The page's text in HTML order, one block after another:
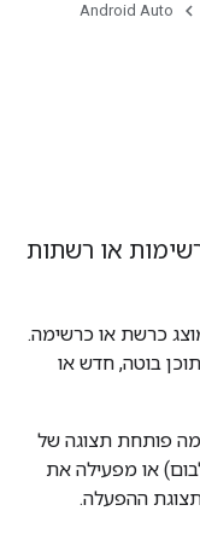
Android Auto
או רשתות
כרשת או כרשימה.
בוטה, חדש או
פותחת תצוגה של
או מפעילה את
ההפעלה.